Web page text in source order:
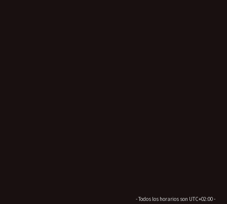
- Todos los horarios son UTC+02:00-